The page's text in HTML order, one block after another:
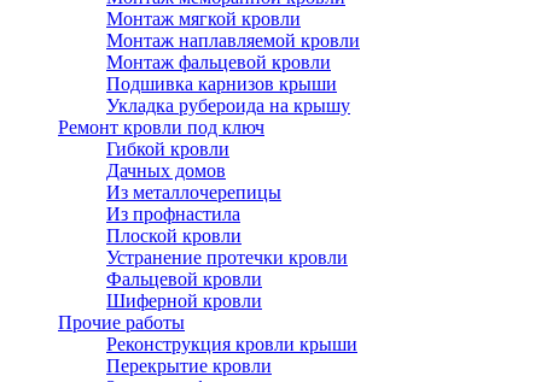
Монтаж мягкой кровли
Монтаж наплавляемой кровли
Монтаж фальцевой кровли
Подшивка карнизов крыши
Укладка рубероида на крышу
Ремонт кровли под ключ
Гибкой кровли
Дачных домов
Из металлочерепицы
Из профнастила
Плоской кровли
Устранение протечки кровли
Фальцевой кровли
Шиферной кровли
Прочие работы
Реконструкция кровли крыши
Перекрытие кровли